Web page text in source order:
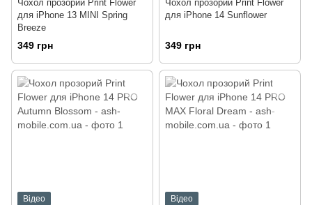
Чохол прозорий Print Flower
для iPhone 13 MINI Spring
Breeze
349 грн
Чохол прозорий Print Flower
для iPhone 14 Sunflower
349 грн
Відео Відео